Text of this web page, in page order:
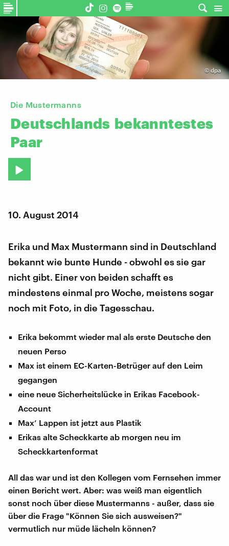
© dpa
Die Mustermanns
Deutschlands bekanntestes
Paar
10. August 2014
Erika und Max Mustermann sind in Deutschland
bekannt wie bunte Hunde - obwohl es sie gar
nicht gibt. Einer von beiden schafft es
mindestens einmal pro Woche, meistens sogar
noch mit Foto, in die Tagesschau.
Erika bekommt wieder mal als erste Deutsche den
neuen Perso
Max ist einem EC-Karten-Betrüger auf den Leim
gegangen
eine neue Sicherheitslücke in Erikas Facebook-
Account
Max’ Lappen ist jetzt aus Plastik
Erikas alte Scheckkarte ab morgen neu im
Scheckkartenformat
All das war und ist den Kollegen vom Fernsehen immer
einen Bericht wert. Aber: was weiß man eigentlich
sonst noch über diese Mustermanns - außer, dass sie
über die Frage "Können Sie sich ausweisen?"
vermutlich nur müde lächeln können?